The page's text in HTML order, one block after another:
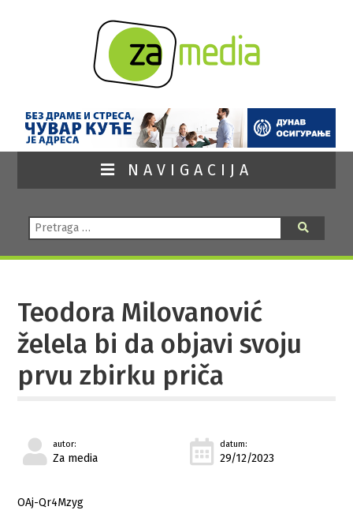
NAVIGACIJA
Pretraga:
Teodora Milovanović
želela bi da objavi svoju
prvu zbirku priča
autor:
Za media
datum:
29/12/2023
OAj-Qr4Mzyg